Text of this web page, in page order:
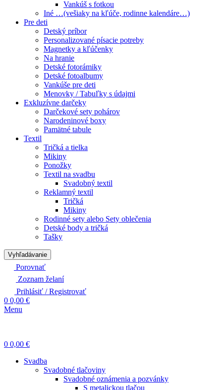
Vankúš s fotkou
Iné …(vešiaky na kľúče, rodinne kalendáre…)
Pre deti
Detský príbor
Personalizované písacie potreby
Magnetky a kľúčenky
Na hranie
Detské fotorámiky
Detské fotoalbumy
Vankúše pre deti
Menovky / Tabuľky s údajmi
Exkluzívne darčeky
Darčekové sety pohárov
Narodeninové boxy
Pamätné tabule
Textil
Tričká a tielka
Mikiny
Ponožky
Textil na svadbu
Svadobný textil
Reklamný textil
Tričká
Mikiny
Rodinné sety alebo Sety oblečenia
Detské body a tričká
Tašky
Vyhľadávanie
Porovnať
Zoznam želaní
Prihlásiť / Registrovať
0 0,00 €
Menu
0 0,00 €
Svadba
Svadobné tlačoviny
Svadobné oznámenia a pozvánky
S metalickou tlačou